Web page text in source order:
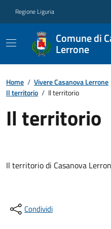
Regione Liguria
Comune di
Lerrone
Home / Vivere Casanova Lerrone
Il territorio / Il territorio
Il territorio
Il territorio di Casanova
Condividi